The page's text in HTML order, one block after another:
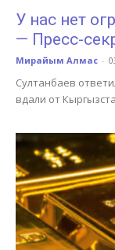
У нас нет
— Пресс-
Мирайым Алмас -
Султанбаев
вдали от